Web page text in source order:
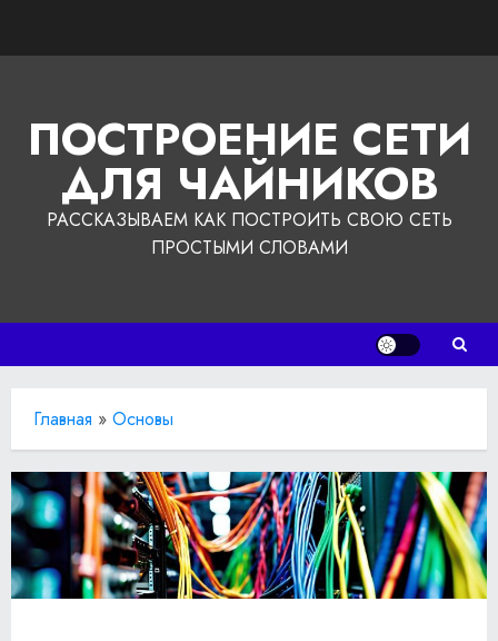
ПОСТРОЕНИЕ СЕТИ
ДЛЯ ЧАЙНИКОВ
РАССКАЗЫВАЕМ КАК ПОСТРОИТЬ СВОЮ СЕТЬ
ПРОСТЫМИ СЛОВАМИ
Главная » Основы